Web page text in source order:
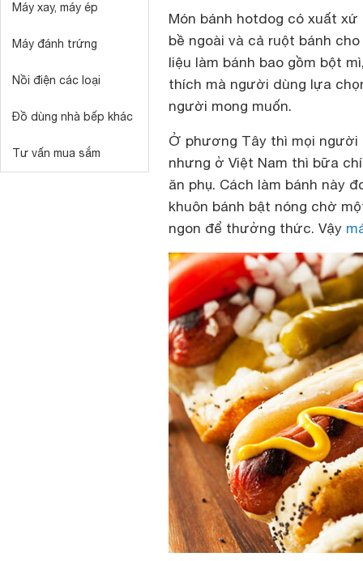
Máy xay, máy ép
Máy đánh trứng
Nồi điện các loại
Đồ dùng nhà bếp khác
Tư vấn mua sắm
Món bánh hotdog có xuất
bề ngoài và cả ruột bánh
liệu làm bánh bao gồm bột
thích mà người dùng lựa
người mong muốn.
Ở phương Tây thì mọi người
nhưng ở Việt Nam thì bữa
ăn phụ. Cách làm bánh này
khuôn bánh bật nóng chờ
ngon để thưởng thức. Vậy